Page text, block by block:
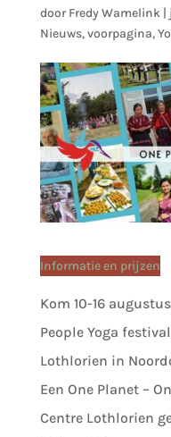
door Fredy Wamelink|
Nieuws,voorpagina,
Informatie en prijzen
Kom 10-16
People Yoga
Lothlorien in
Een One Planet –
Centre Lothlorien